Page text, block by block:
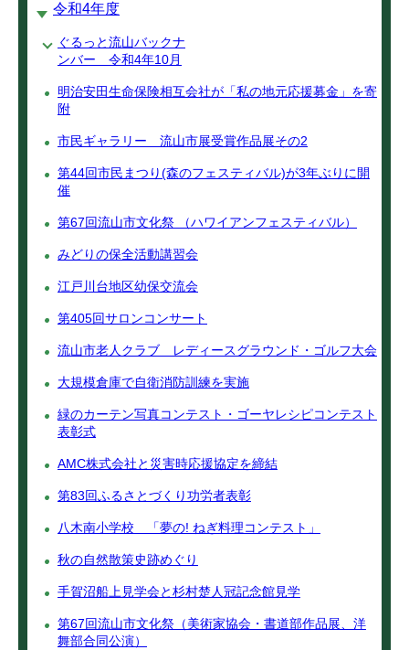
令和4年度
ぐるっと流山バックナ
ンバー 令和4年10月
明治安田生命保険相互会社が「私の地元応援募金」を寄
附
市民ギャラリー 流山市展受賞作品展その2
第44回市民まつり(森のフェスティバル)が3年ぶりに開
催
第67回流山市文化祭 （ハワイアンフェスティバル）
みどりの保全活動講習会
江戸川台地区幼保交流会
第405回サロンコンサート
流山市老人クラブ レディースグラウンド・ゴルフ大会
大規模倉庫で自衛消防訓練を実施
緑のカーテン写真コンテスト・ゴーヤレシピコンテスト
表彰式
AMC株式会社と災害時応援協定を締結
第83回ふるさとづくり功労者表彰
八木南小学校 「夢の! ねぎ料理コンテスト」
秋の自然散策史跡めぐり
手賀沼船上見学会と杉村楚人冠記念館見学
第67回流山市文化祭（美術家協会・書道部作品展、洋
舞部合同公演）